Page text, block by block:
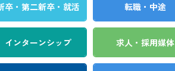
卒・第二新卒・就活 転職・中途
インターンシップ 求人・採用媒体